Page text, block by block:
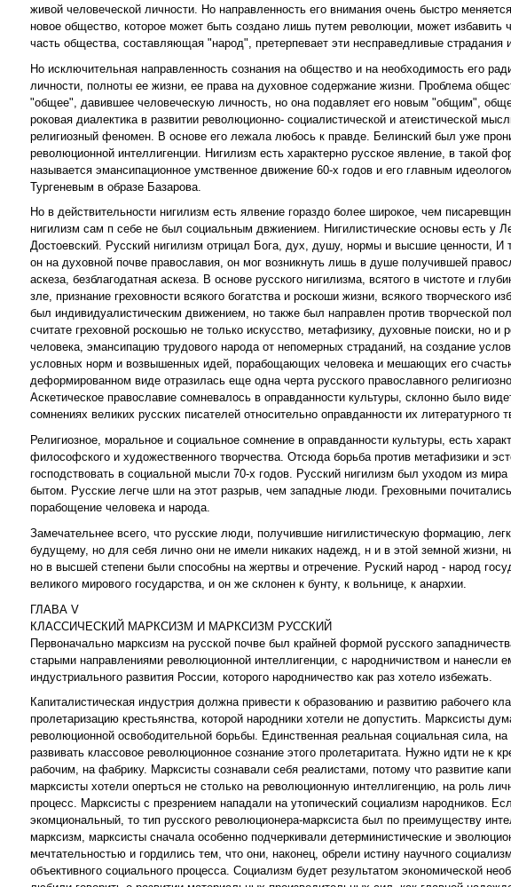
живой человеческой личности. Но направленность его внимания очень быстро
новое общество, которое может быть создано лишь путем революции, может
часть общества, составляющая "народ", претерпевает эти несправедливые страдания
Но исключительная направленность сознания на общество и на необходимость его
личности, полноты ее жизни, ее права на духовное содержание жизни. Проблема
"общее", давившее человеческую личность, но она подавляет его новым "общим",
роковая диалектика в развитии революционно- социалистической и атеистической
религиозный феномен. В основе его лежала любось к правде. Белинский был уже
революционной интеллигенции. Нигилизм есть характерно русское явление, в такой
называется эмансипационное умственное движение 60-х годов и его главным
Тургеневым в образе Базарова.
Но в действительности нигилизм есть ялвение гораздо более широкое, чем
нигилизм сам п себе не был социальным двжиением. Нигилистические основы есть у
Достоевский. Русский нигилизм отрицал Бога, дух, душу, нормы и высшие ценности,
он на духовной почве православия, он мог возникнуть лишь в душе получившей
аскеза, безблагодатная аскеза. В основе русского нигилизма, всятого в чистоте и
зле, признание греховности всякого богатства и роскоши жизни, всякого творческого
был индивидуалистическим движением, но также был направлен против творческой
считате греховной роскошью не только искусство, метафизику, духовные поиски,
человека, эмансипацию трудового народа от непомерных страданий, на создание
условных норм и возвышенных идей, порабощающих человека и мешающих его
деформированном виде отразилась еще одна черта русского православного
Аскетическое православие сомневалось в оправданности культуры, склонно было
сомнениях великих русских писателей относительно оправданности их литературного
Религиозное, моральное и социальное сомнение в оправданности культуры, есть
философского и художественного творчества. Отсюда борьба против метафизики и
господствовать в социальной мысли 70-х годов. Русский нигилизм был уходом из
бытом. Русские легче шли на этот разрыв, чем западные люди. Греховными
порабощение человека и народа.
Замечательнее всего, что русские люди, получившие нигилистическую формацию,
будущему, но для себя лично они не имели никаких надежд, н и в этой земной жизни,
но в высшей степени были способны на жертвы и отречение. Руский народ - народ
великого мирового государства, и он же склонен к бунту, к вольнице, к анархии.
ГЛАВА V
КЛАССИЧЕСКИЙ МАРКСИЗМ И МАРКСИЗМ РУССКИЙ
Первоначально марксизм на русской почве был крайней формой русского
старыми направлениями революционной интеллигенции, с народничиством и
индустриального развития России, которого народничество как раз хотело избежать.
Капиталистическая индустрия должна привести к образованию и развитию рабочего
пролетаризацию крестьянства, которой народники хотели не допустить. Марксисты
революционной освободительной борьбы. Единственная реальная социальная сила,
развивать классовое революционное сознание этого пролетаритата. Нужно идти не к
рабочим, на фабрику. Марксисты сознавали себя реалистами, потому что развитие
марксисты хотели оперться не столько на революционную интеллигенцию, на роль
процесс. Марксисты с презрением нападали на утопический социализм народников.
экомциональный, то тип русского революционера-марксиста был по преимуществу
марксизм, марксисты сначала особенно подчеркивали детерминистические и
мечтательностью и гордились тем, что они, наконец, обрели истину научного
объективного социального процесса. Социализм будет результатом экономической